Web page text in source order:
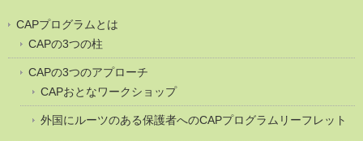
CAPプログラムとは
CAPの3つの柱
CAPの3つのアプローチ
CAPおとなワークショップ
外国にルーツのある保護者へのCAPプログラムリーフレット